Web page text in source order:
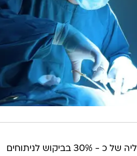
במקביל מדווחים מומחי הארגון כי נרשמה בשנה החולפת עליה של כ - 30% בביקוש לניתוחים